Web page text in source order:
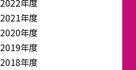
2022年度
2021年度
2020年度
2019年度
2018年度